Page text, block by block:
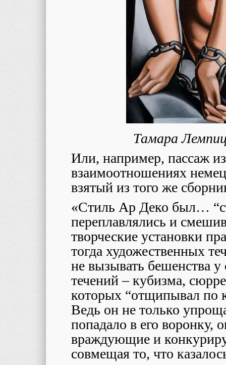
Тамара
Или, например, пассаж
взаимоотношениях
взятый из того же
«Стиль Ар Деко был…
переплавлялись и
творческие установки
тогда художественных
не вызывать бешенства у
течений – кубизма,
которых “отщипывал по
Ведь он не только
попадало в его воронку,
враждующие и
совмещая то, что